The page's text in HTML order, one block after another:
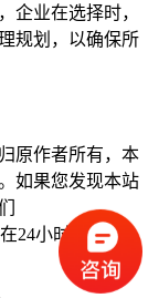
企业在选择时，
规划，以确保所
原作者所有，本
如果您发现本站
24小时内删除